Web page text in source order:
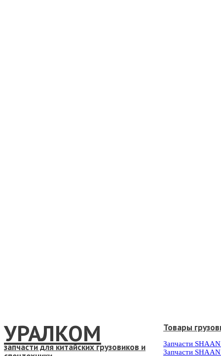
УРАЛКОМ
запчасти для китайских грузовиков и
Товары
Запчасти
Запчасти